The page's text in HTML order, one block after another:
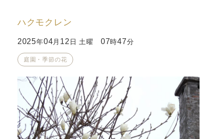
ハクモクレン
2025年04月 12 日 土曜 07時47分
庭園・季節の花